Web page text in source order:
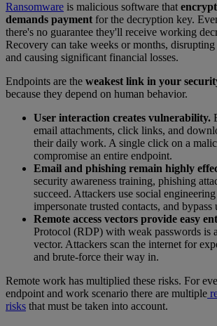
Ransomware is malicious software that
demands payment for the decryption key.
there's no guarantee they'll receive working
Recovery can take weeks or months, disrupting
and causing significant financial losses.
Endpoints are the weakest link in your
because they depend on human behavior.
User interaction creates vulnerability.
email attachments, click links, and
their daily work. A single click on a
compromise an entire endpoint.
Email and phishing remain highly
security awareness training, phishing
succeed. Attackers use social
impersonate trusted contacts, and bypass
Remote access vectors provide easy
Protocol (RDP) with weak passwords is
vector. Attackers scan the internet for
and brute-force their way in.
Remote work has multiplied these risks. For
endpoint and work scenario there are multiple
risks that must be taken into account.